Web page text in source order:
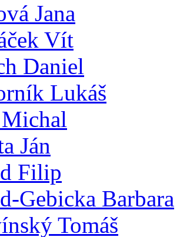
Jana
Vít
Daniel
Lukáš
Ján
Filip
Gebicka Barbara
Tomáš